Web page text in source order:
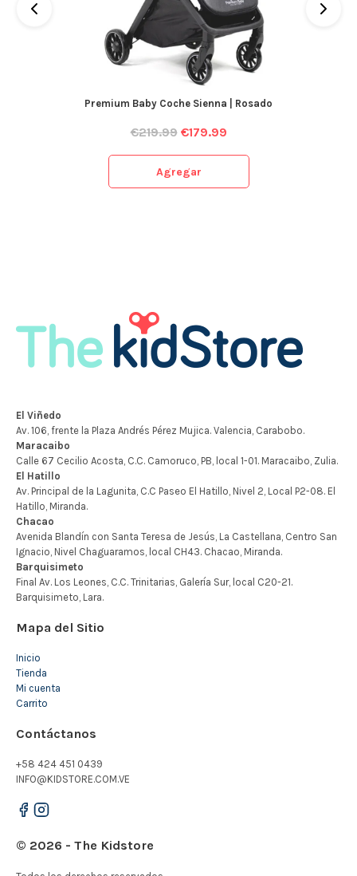
Premium Baby Coche Sienna | Rosado
€219.99 €179.99
Agregar
Mapa del Sitio
Inicio
Tienda
Mi cuenta
Carrito
Contáctanos
+58 424 451 0439
INFO@KIDSTORE.COM.VE
© 2026 - The Kidstore